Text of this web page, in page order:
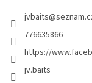
jvbaits@
776635866
https://
jv.baits